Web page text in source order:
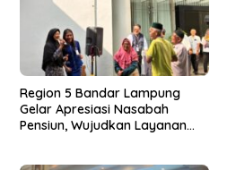
Region 5 Bandar Lampung
Gelar Apresiasi Nasabah
Pensiun, Wujudkan Layanan